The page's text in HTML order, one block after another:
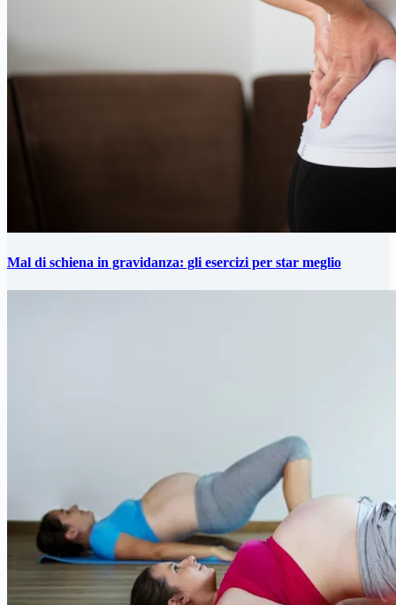
Mal di schiena in gravidanza: gli esercizi per star meglio